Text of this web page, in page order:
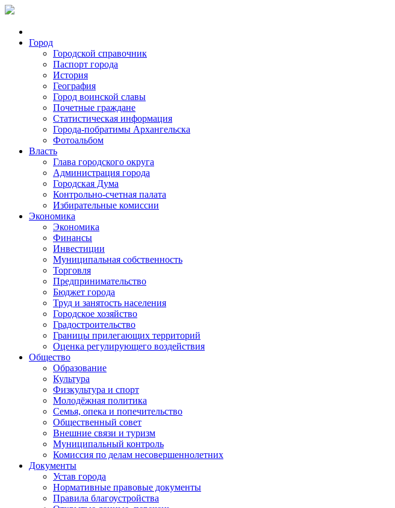
Город
Городской справочник
Паспорт города
История
География
Город воинской славы
Почетные граждане
Статистическая информация
Города-побратимы Архангельска
Фотоальбом
Власть
Глава городского округа
Администрация города
Городская Дума
Контрольно-счетная палата
Избирательные комиссии
Экономика
Экономика
Финансы
Инвестиции
Муниципальная собственность
Торговля
Предпринимательство
Бюджет города
Труд и занятость населения
Городское хозяйство
Градостроительство
Границы прилегающих территорий
Оценка регулирующего воздействия
Общество
Образование
Культура
Физкультура и спорт
Молодёжная политика
Семья, опека и попечительство
Общественный совет
Внешние связи и туризм
Муниципальный контроль
Комиссия по делам несовершеннолетних
Документы
Устав города
Нормативные правовые документы
Правила благоустройства